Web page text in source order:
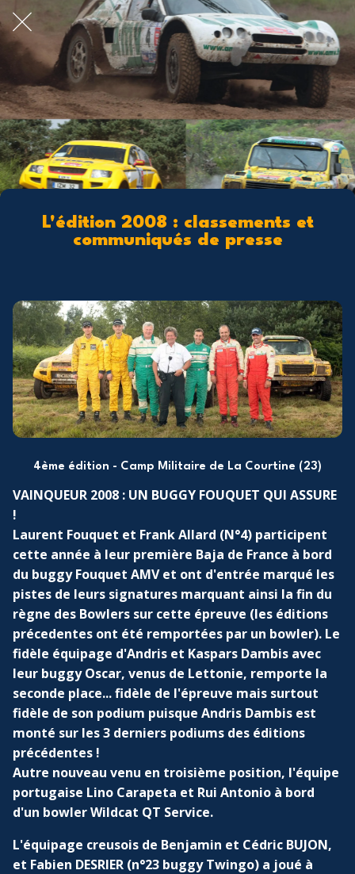
L'édition 2008 : classements et
communiqués de presse
4ème édition - Camp Militaire de La Courtine (23)
VAINQUEUR 2008 : UN BUGGY FOUQUET QUI ASSURE
!
Laurent Fouquet et Frank Allard (N°4) participent
cette année à leur première Baja de France à bord
du buggy Fouquet AMV et ont d'entrée marqué les
pistes de leurs signatures marquant ainsi la fin du
règne des Bowlers sur cette épreuve (les éditions
précedentes ont été remportées par un bowler). Le
fidèle équipage d'Andris et Kaspars Dambis avec
leur buggy Oscar, venus de Lettonie, remporte la
seconde place... fidèle de l'épreuve mais surtout
fidèle de son podium puisque Andris Dambis est
monté sur les 3 derniers podiums des éditions
précédentes !
Autre nouveau venu en troisième position, l'équipe
portugaise Lino Carapeta et Rui Antonio à bord
d'un bowler Wildcat QT Service.
L'équipage creusois de Benjamin et Cédric BUJON,
et Fabien DESRIER (n°23 buggy Twingo) a joué à